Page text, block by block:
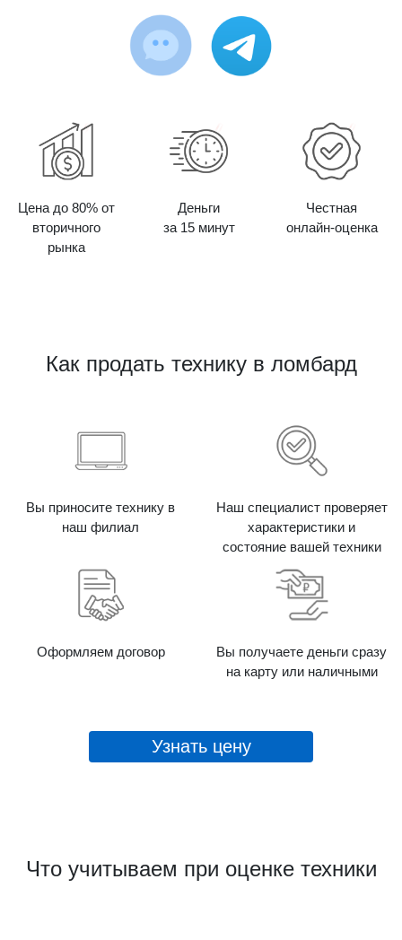
Цена до 80% от
вторичного
рынка
Деньги
за 15 минут
Честная
онлайн-оценка
Как продать технику в ломбард
Вы приносите технику в
наш филиал
Наш специалист проверяет
характеристики и
состояние вашей техники
Оформляем договор
Вы получаете деньги сразу
на карту или наличными
Узнать цену
Что учитываем при оценке техники